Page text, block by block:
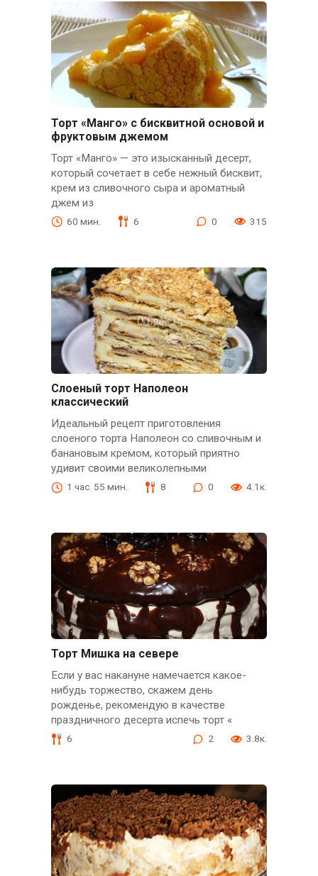
Торт «Манго» с бисквитной основой и
фруктовым джемом
Торт «Манго» — это изысканный десерт,
который сочетает в себе нежный бисквит,
крем из сливочного сыра и ароматный
джем из
60 мин. 6 0 315
Слоеный торт Наполеон
классический
Идеальный рецепт приготовления
слоеного торта Наполеон со сливочным и
банановым кремом, который приятно
удивит своими великолепными
1 час. 55 мин. 8 0 4.1к.
Торт Мишка на севере
Если у вас накануне намечается какое-
нибудь торжество, скажем день
рожденье, рекомендую в качестве
праздничного десерта испечь торт «
6 2 3.8к.